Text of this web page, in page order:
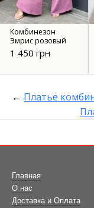
Комбинезон
Эмрис розовый
1 450 грн
← Платье
Главная
О нас
Доставка и Оплата